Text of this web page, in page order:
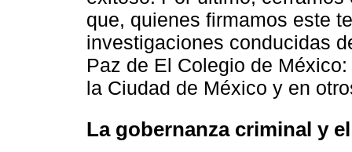
que, quienes firmamos este
investigaciones conducidas
Paz de El Colegio de
la Ciudad de México y en
La gobernanza criminal y